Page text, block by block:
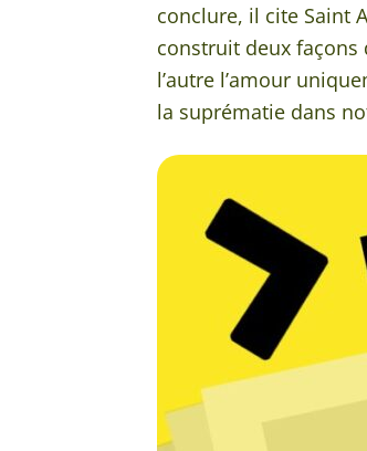
conclure, il cite Saint
construit deux façons
l’autre l’amour
la suprématie dans